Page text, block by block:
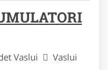
Vaslui
Vaslui